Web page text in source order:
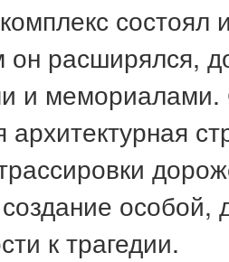
состоял
он расширялся,
и
к трагедии.